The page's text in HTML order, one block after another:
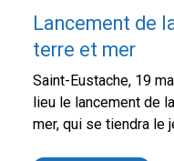
Lancement de
terre et mer
Saint-Eustache, 19
lieu le lancement de
mer, qui se tiendra le